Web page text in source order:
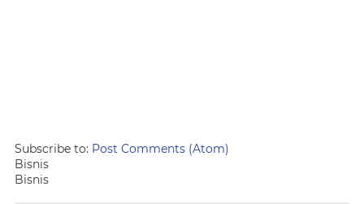
Subscribe to: Post Comments (Atom)
Bisnis
Bisnis